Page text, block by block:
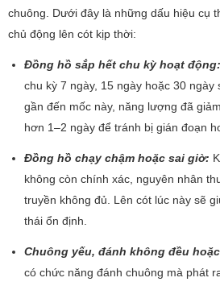
chuông. Dưới đây là những dấu hiệu cụ
chủ động lên cót kịp thời:
Đồng hồ sắp hết chu kỳ hoạt động:
chu kỳ 7 ngày, 15 ngày hoặc 30 ngày
gần đến mốc này, năng lượng đã
hơn 1–2 ngày để tránh bị gián đoạn
Đồng hồ chạy chậm hoặc sai giờ:
không còn chính xác, nguyên nhân
truyền không đủ. Lên cót lúc này sẽ
thái ổn định.
Chuông yếu, đánh không đều
có chức năng đánh chuông mà phát